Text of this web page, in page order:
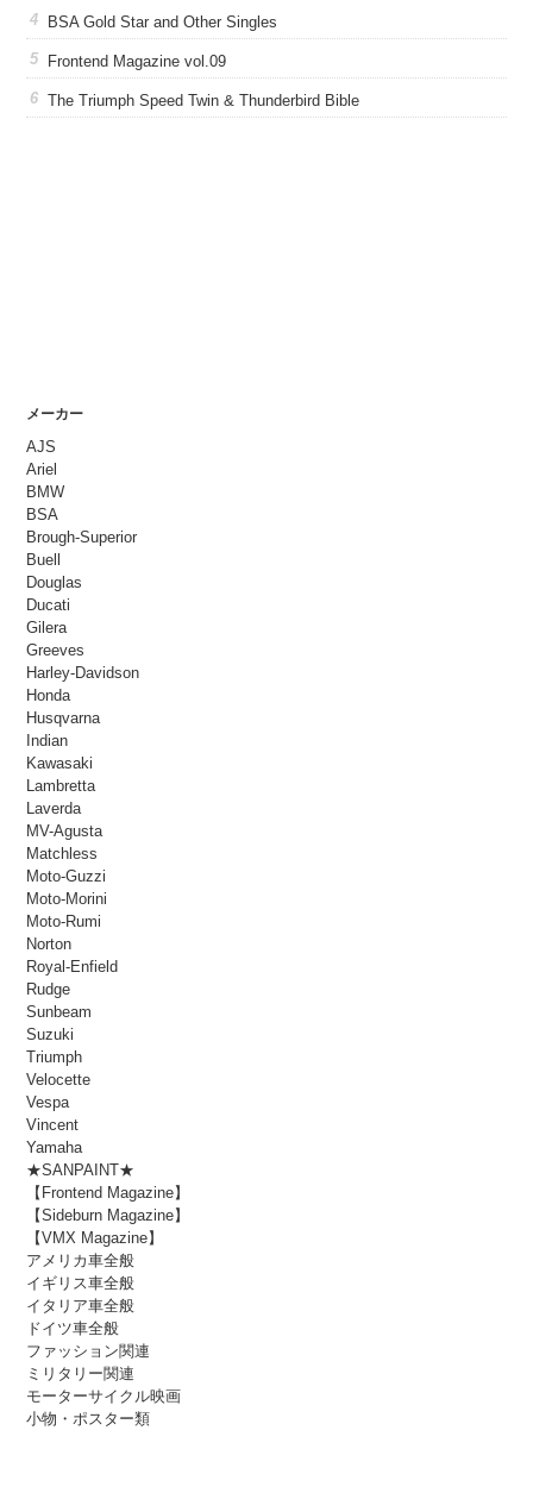
BSA Gold Star and Other Singles
Frontend Magazine vol.09
The Triumph Speed Twin & Thunderbird Bible
メーカー
AJS
Ariel
BMW
BSA
Brough-Superior
Buell
Douglas
Ducati
Gilera
Greeves
Harley-Davidson
Honda
Husqvarna
Indian
Kawasaki
Lambretta
Laverda
MV-Agusta
Matchless
Moto-Guzzi
Moto-Morini
Moto-Rumi
Norton
Royal-Enfield
Rudge
Sunbeam
Suzuki
Triumph
Velocette
Vespa
Vincent
Yamaha
★SANPAINT★
【Frontend Magazine】
【Sideburn Magazine】
【VMX Magazine】
アメリカ車全般
イギリス車全般
イタリア車全般
ドイツ車全般
ファッション関連
ミリタリー関連
モーターサイクル映画
小物・ポスター類